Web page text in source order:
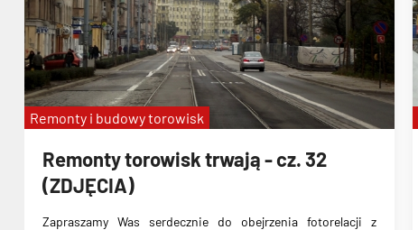
Remonty torowisk trwają - cz. 32
(ZDJĘCIA)
Zapraszamy Was serdecznie do obejrzenia fotorelacji z
Remonty i budowy torowisk